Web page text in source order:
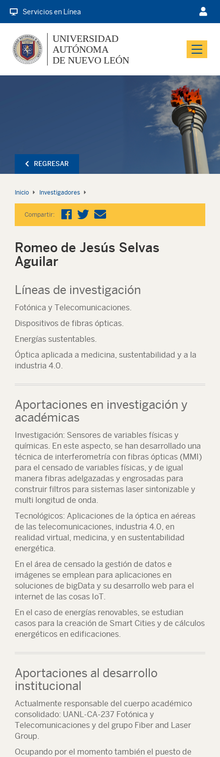
Servicios en Línea
Menu
UNIVERSIDAD
AUTÓNOMA
DE NUEVO LEÓN
REGRESAR
Inicio Investigadores
Compartir:
Romeo de Jesús Selvas
Aguilar
Líneas de investigación
Fotónica y Telecomunicaciones.
Dispositivos de fibras ópticas.
Energías sustentables.
Óptica aplicada a medicina, sustentabilidad y a la
industria 4.0.
Aportaciones en investigación y
académicas
Investigación: Sensores de variables físicas y
químicas. En este aspecto, se han desarrollado una
técnica de interferometría con fibras ópticas (MMI)
para el censado de variables físicas, y de igual
manera fibras adelgazadas y engrosadas para
construir filtros para sistemas laser sintonizable y
multi longitud de onda.
Tecnológicos: Aplicaciones de la óptica en aéreas
de las telecomunicaciones, industria 4.0, en
realidad virtual, medicina, y en sustentabilidad
energética.
En el área de censado la gestión de datos e
imágenes se emplean para aplicaciones en
soluciones de bigData y su desarrollo web para el
internet de las cosas IoT.
En el caso de energías renovables, se estudian
casos para la creación de Smart Cities y de cálculos
energéticos en edificaciones.
Aportaciones al desarrollo
institucional
Actualmente responsable del cuerpo académico
consolidado: UANL-CA-237 Fotónica y
Telecomunicaciones y del grupo Fiber and Laser
Group.
Ocupando por el momento también el puesto de